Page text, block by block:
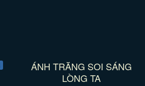
ÁNH TRĂNG SOI SÁNG
LÒNG TA